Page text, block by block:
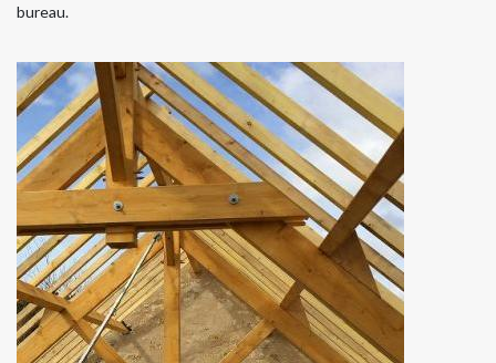
bureau.